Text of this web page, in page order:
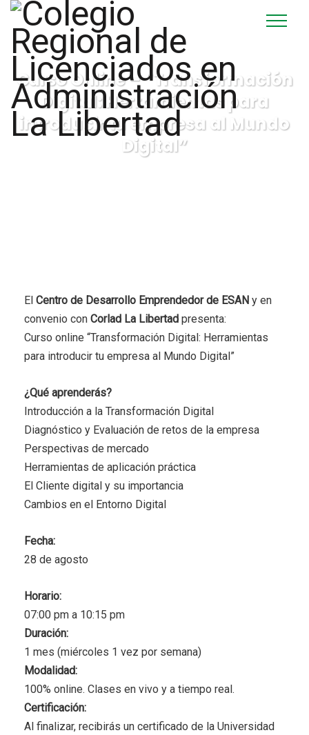
Curso Online – “Transformación
Digital: Herramientas para
introducir tu empresa al Mundo
Digital”
El Centro de Desarrollo Emprendedor de ESAN y en
convenio con Corlad La Libertad presenta:
Curso online “Transformación Digital: Herramientas
para introducir tu empresa al Mundo Digital”
¿Qué aprenderás?
Introducción a la Transformación Digital
Diagnóstico y Evaluación de retos de la empresa
Perspectivas de mercado
Herramientas de aplicación práctica
El Cliente digital y su importancia
Cambios en el Entorno Digital
Fecha:
28 de agosto
Horario:
07:00 pm a 10:15 pm
Duración:
1 mes (miércoles 1 vez por semana)
Modalidad:
100% online. Clases en vivo y a tiempo real.
Certificación:
Al finalizar, recibirás un certificado de la Universidad